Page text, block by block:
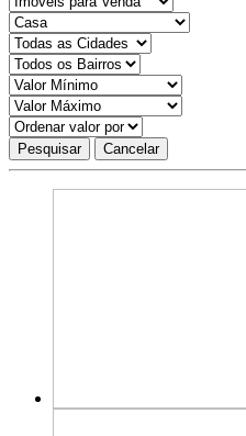
Pesquisar Cancelar